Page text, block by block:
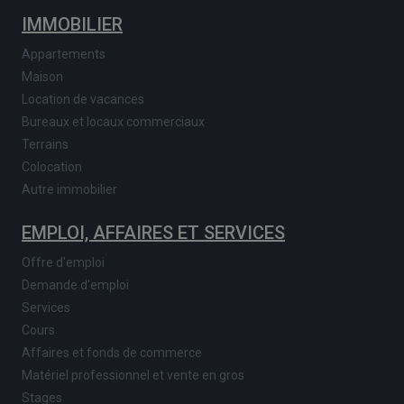
IMMOBILIER
Appartements
Maison
Location de vacances
Bureaux et locaux commerciaux
Terrains
Colocation
Autre immobilier
EMPLOI, AFFAIRES ET SERVICES
Offre d'emploi
Demande d'emploi
Services
Cours
Affaires et fonds de commerce
Matériel professionnel et vente en gros
Stages